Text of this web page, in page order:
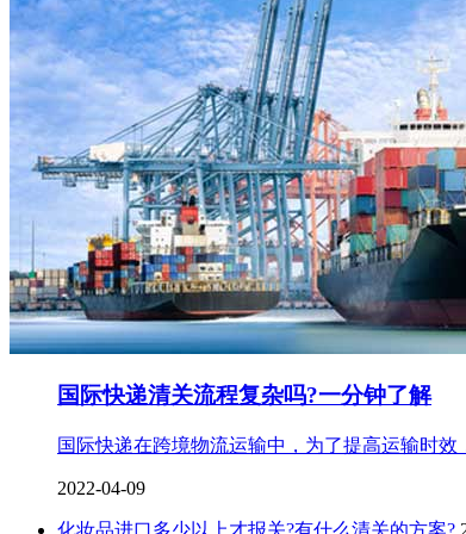
国际快递清关流程复杂吗?一分钟了解
国际快递在跨境物流运输中，为了提高运输时
2022-04-09
化妆品进口多少以上才报关?有什么清关的方案?